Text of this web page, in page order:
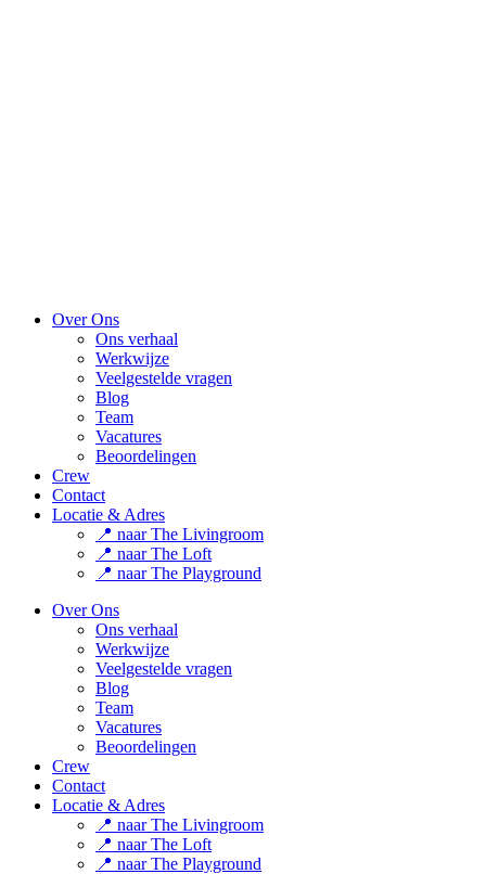
Over Ons
Ons verhaal
Werkwijze
Veelgestelde vragen
Blog
Team
Vacatures
Beoordelingen
Crew
Contact
Locatie & Adres
📍 naar The Livingroom
📍 naar The Loft
📍 naar The Playground
Over Ons
Ons verhaal
Werkwijze
Veelgestelde vragen
Blog
Team
Vacatures
Beoordelingen
Crew
Contact
Locatie & Adres
📍 naar The Livingroom
📍 naar The Loft
📍 naar The Playground